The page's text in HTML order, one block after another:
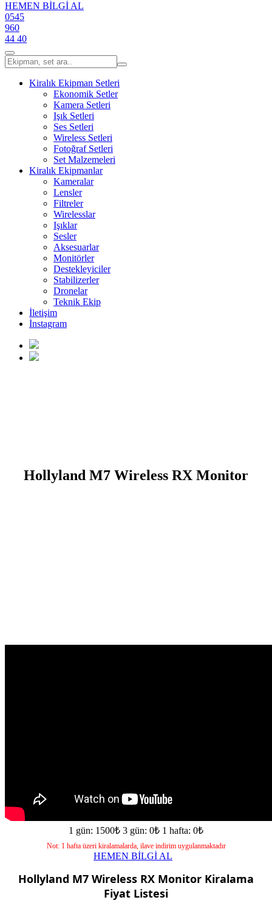
HEMEN BİLGİ AL
0545
960
44 40
Kiralık Ekipman Setleri
Ekonomik Setler
Kamera Setleri
Işık Setleri
Ses Setleri
Wireless Setleri
Fotoğraf Setleri
Set Malzemeleri
Kiralık Ekipmanlar
Kameralar
Lensler
Filtreler
Wirelesslar
Işıklar
Sesler
Aksesuarlar
Monitörler
Destekleyiciler
Stabilizerler
Dronelar
Teknik Ekip
İletişim
İnstagram
Hollyland M7 Wireless RX Monitor
1 gün: 1500₺ 3 gün: 0₺ 1 hafta: 0₺
Not: 1 hafta üzeri kiralamalarda, ilave indirim uygulanmaktadır
HEMEN BİLGİ AL
Hollyland M7 Wireless RX Monitor Kiralama
Fiyat Listesi